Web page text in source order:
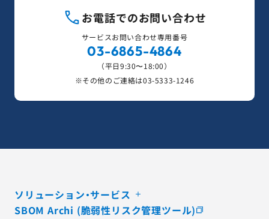
お電話でのお問い合わせ
サービスお問い合わせ専用番号
03-6865-4864
（平日9:30〜18:00）
※その他のご連絡は03-5333-1246
ソリューション・サービス
SBOM Archi (脆弱性リスク管理ツール)